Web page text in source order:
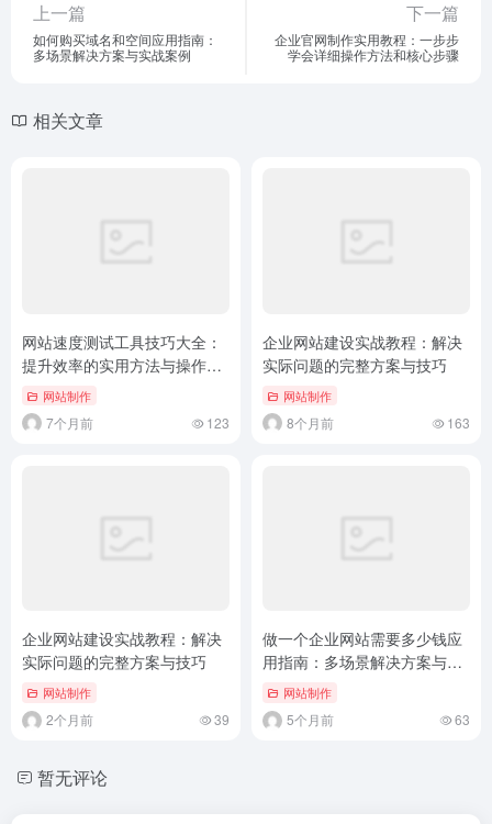
上一篇
如何购买域名和空间应用指南：
多场景解决方案与实战案例
下一篇
企业官网制作实用教程：一步步
学会详细操作方法和核心步骤
相关文章
网站速度测试工具技巧大全：
提升效率的实用方法与操作指
南
网站制作
7个月前 123
企业网站建设实战教程：解决
实际问题的完整方案与技巧
网站制作
8个月前 163
企业网站建设实战教程：解决
实际问题的完整方案与技巧
网站制作
2个月前 39
做一个企业网站需要多少钱应
用指南：多场景解决方案与实
战案例网站制作
5个月前 63
暂无评论